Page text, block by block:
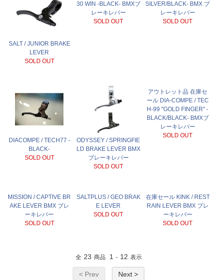
SALT / JUNIOR BRAKE
LEVER
SOLD OUT
30 WIN -BLACK- BMXブ
レーキレバー
SOLD OUT
SILVER/BLACK- BMX ブ
レーキレバー
SOLD OUT
DIACOMPE / TECH77 -
BLACK-
SOLD OUT
ODYSSEY / SPRINGFIE
LD BRAKE LEVER BMX
ブレーキレバー
SOLD OUT
アウトレット品 在庫セ
ール DIA-COMPE / TEC
H-99 "GOLD FINGER" -
BLACK/BLACK- BMXブ
レーキレバー
SOLD OUT
MISSION / CAPTIVE BR
AKE LEVER BMX ブレ
ーキレバー
SOLD OUT
SALTPLUS / GEO BRAK
E LEVER
SOLD OUT
在庫セール KINK / REST
RAIN LEVER BMX ブレ
ーキレバー
SOLD OUT
全 23 商品 1 - 12 表示
< Prev Next >